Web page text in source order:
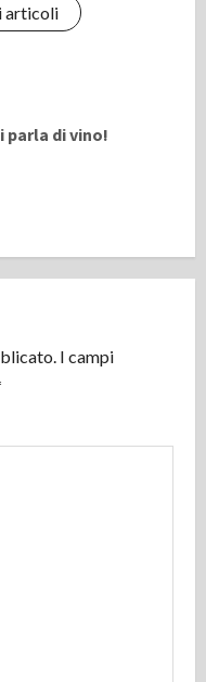
articoli
parla di vino!
I campi